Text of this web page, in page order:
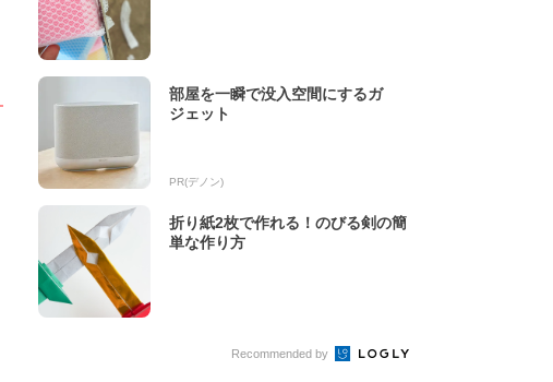
部屋を一瞬で没入空間にするガ
ジェット
PR(デノン)
折り紙2枚で作れる！のびる剣の簡
単な作り方
Recommended by